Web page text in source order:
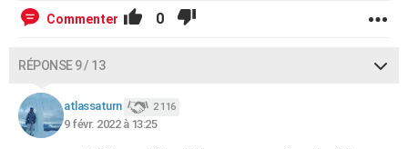
Commenter 0
RÉPONSE 9 / 13
atlassaturn 2 116
9 févr. 2022 à 13:25